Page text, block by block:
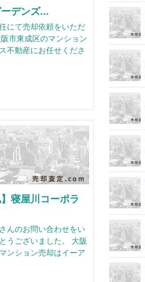
デンズ...
にて売却依頼をいただ
市東成区のマンション
不動産にお任せくださ
】寝屋川コーポラ
んのお問い合わせをい
うございました。 大阪
ンション売却はイーア